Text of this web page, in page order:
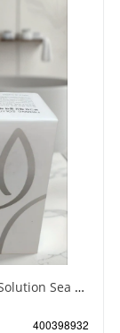
BeauuGreen Hydrogel Eye Patch Firming Solution Sea Cocumber & Black Гидрогелевые патчи для кожи вокруг глаз с экстрактом черного морского огурца 60 шт 90 гр
400398932